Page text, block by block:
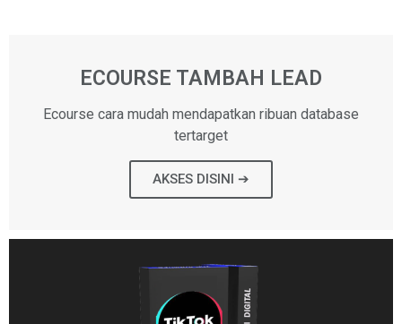
ECOURSE TAMBAH LEAD
Ecourse cara mudah mendapatkan ribuan database
tertarget
AKSES DISINI ➔